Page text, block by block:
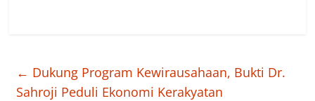
← Dukung Program Kewirausahaan, Bukti Dr.
Sahroji Peduli Ekonomi Kerakyatan